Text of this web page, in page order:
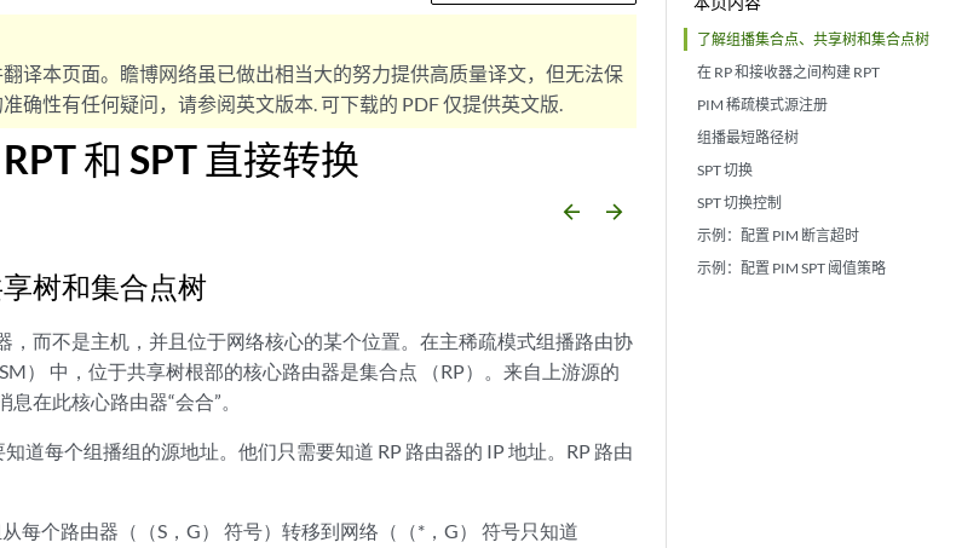
了解组播集合点、共享树和集合点树
在 RP 和接收器之间构建 RPT
PIM 稀疏模式源注册
组播最短路径树
SPT 切换
SPT 切换控制
示例：配置 PIM 断言超时
示例：配置 PIM SPT 阈值策略
译本页面。瞻博网络虽已做出相当大的努力提供高质量译文，但无法保
确性有任何疑问，请参阅英文版本. 可下载的 PDF 仅提供英文版.
和 SPT 直接转换
arrow_backward arrow_forward
树和集合点树
，而不是主机，并且位于网络核心的某个位置。在主稀疏模式组播路由协
） 中，位于共享树根部的核心路由器是集合点 （RP）。来自上游源的
在此核心路由器“会合”。
道每个组播组的源地址。他们只需要知道 RP 路由器的 IP 地址。RP 路由
每个路由器（（S，G） 符号）转移到网络（（*，G） 符号只知道